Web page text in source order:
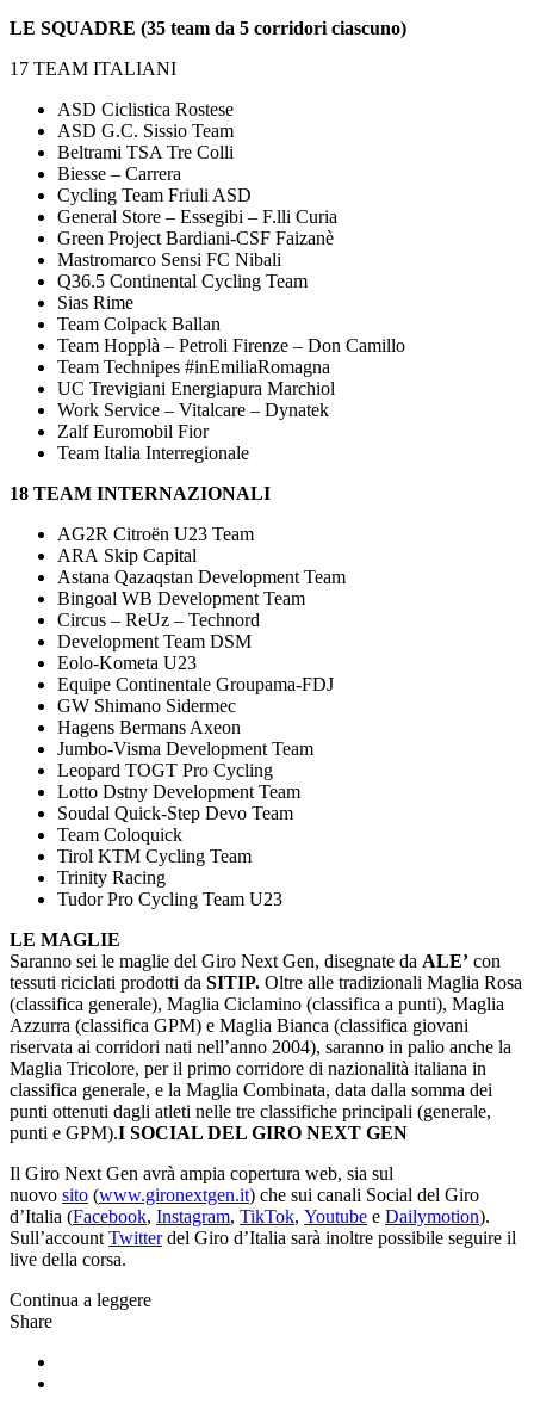
LE SQUADRE (35 team da 5 corridori ciascuno)
17 TEAM ITALIANI
ASD Ciclistica Rostese
ASD G.C. Sissio Team
Beltrami TSA Tre Colli
Biesse – Carrera
Cycling Team Friuli ASD
General Store – Essegibi – F.lli Curia
Green Project Bardiani-CSF Faizanè
Mastromarco Sensi FC Nibali
Q36.5 Continental Cycling Team
Sias Rime
Team Colpack Ballan
Team Hopplà – Petroli Firenze – Don Camillo
Team Technipes #inEmiliaRomagna
UC Trevigiani Energiapura Marchiol
Work Service – Vitalcare – Dynatek
Zalf Euromobil Fior
Team Italia Interregionale
18 TEAM INTERNAZIONALI
AG2R Citroën U23 Team
ARA Skip Capital
Astana Qazaqstan Development Team
Bingoal WB Development Team
Circus – ReUz – Technord
Development Team DSM
Eolo-Kometa U23
Equipe Continentale Groupama-FDJ
GW Shimano Sidermec
Hagens Bermans Axeon
Jumbo-Visma Development Team
Leopard TOGT Pro Cycling
Lotto Dstny Development Team
Soudal Quick-Step Devo Team
Team Coloquick
Tirol KTM Cycling Team
Trinity Racing
Tudor Pro Cycling Team U23
LE MAGLIE
Saranno sei le maglie del Giro Next Gen, disegnate da ALE’ con
tessuti riciclati prodotti da SITIP. Oltre alle tradizionali Maglia Rosa
(classifica generale), Maglia Ciclamino (classifica a punti), Maglia
Azzurra (classifica GPM) e Maglia Bianca (classifica giovani
riservata ai corridori nati nell’anno 2004), saranno in palio anche la
Maglia Tricolore, per il primo corridore di nazionalità italiana in
classifica generale, e la Maglia Combinata, data dalla somma dei
punti ottenuti dagli atleti nelle tre classifiche principali (generale,
punti e GPM).I SOCIAL DEL GIRO NEXT GEN
Il Giro Next Gen avrà ampia copertura web, sia sul
nuovo sito (www.gironextgen.it) che sui canali Social del Giro
d’Italia (Facebook, Instagram, TikTok, Youtube e Dailymotion).
Sull’accountTwitterdel Giro d’Italia sarà inoltre possibile seguire il
live della corsa.
Continua a leggere
Share